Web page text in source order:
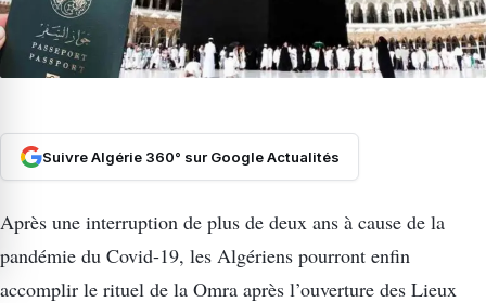
Suivre Algérie 360° sur Google Actualités
Après une interruption de plus de deux ans à cause de la
pandémie du Covid-19, les Algériens pourront enfin
accomplir le rituel de la Omra après l’ouverture des Lieux